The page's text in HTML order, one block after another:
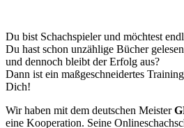
Du bist Schachspieler und möchtest
Du hast schon unzählige Bücher
und dennoch bleibt der Erfolg aus?
Dann ist ein maßgeschneidertes
Dich!
Wir haben mit dem deutschen Meister
eine Kooperation. Seine